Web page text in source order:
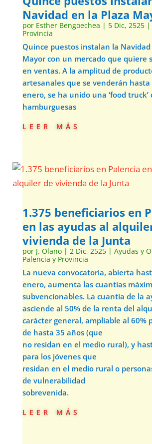
Navidad en la Plaza
por Esther Bengoechea | 5 Dic, 2525|
Provincia
Quince puestos instalan la Navidad
Mayor con un mercado que quiere
en ventas. A la amplitud de
artesanales que se venderán hasta
enero, se ha unido una ‘food truck’
hamburguesas
leer más
1.375 beneficiarios en
en las ayudas al
vivienda de la Junta
por J. Olano| 2 Dic, 2525| Ayudas y
Palencia y Provincia
La nueva convocatoria, abierta
enero, aumenta las cuantías
subvencionables. La cuantía de la
asciende al 50% de la renta del
carácter general, ampliable al 60%
de hasta 35 años (que
no residan en el medio rural), y
para los jóvenes que
residan en el medio rural o
de vulnerabilidad
sobrevenida.
leer más